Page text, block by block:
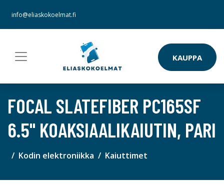
info@eliaskokoelmat.fi
KAUPPA
FOCAL SLATEFIBER PC165SF
6.5" KOAKSIAALIKAIUTIN, PARI
Kodin elektroniikka Kaiuttimet